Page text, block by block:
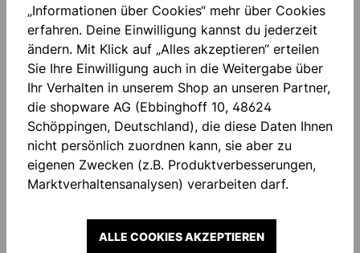
Beschreibung
Absolutgrip: ABSOLUTGRIP ist der Allrounder unter
unseren High-Performance- Haftschäumen. Die
patentierte Latexmischung biet…Mehr
Bewertungen
„Informationen über Cookies“ mehr über Cookies
erfahren. Deine Einwilligung kannst du jederzeit
ändern. Mit Klick auf „Alles akzeptieren“ erteilen
Sie Ihre Einwilligung auch in die Weitergabe über
Ihr Verhalten in unserem Shop an unseren Partner,
die shopware AG (Ebbinghoff 10, 48624
Schöppingen, Deutschland), die diese Daten Ihnen
nicht persönlich zuordnen kann, sie aber zu
eigenen Zwecken (z.B. Produktverbesserungen,
Marktverhaltensanalysen) verarbeiten darf.
ALLE COOKIES AKZEPTIEREN